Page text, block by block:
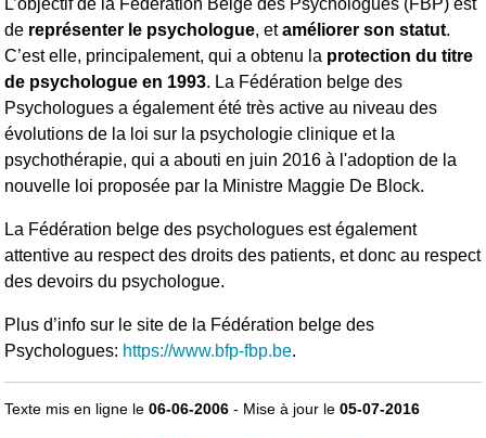
L’objectif de la Fédération Belge des Psychologues (FBP) est
de représenter le psychologue, etaméliorer son statut.
C’est elle, principalement, qui a obtenu la protection du titre
de psychologue en 1993. La Fédération belge des
Psychologues a également été très active au niveau des
évolutions de la loi sur la psychologie clinique et la
psychothérapie, qui a abouti en juin 2016 à l'adoption de la
nouvelle loi proposée par la Ministre Maggie De Block.
La Fédération belge des psychologues est également
attentive au respect des droits des patients, et donc au respect
des devoirs du psychologue.
Plus d’info sur le site de la Fédération belge des
Psychologues: https://www.bfp-fbp.be.
Texte mis en ligne le06-06-2006 - Mise à jour le05-07-2016